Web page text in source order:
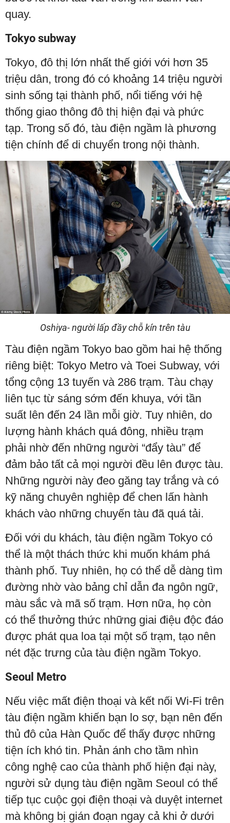
quay.
Tokyo subway
Tokyo, đô thị lớn nhất thế giới với hơn 35
triệu dân, trong đó có khoảng 14 triệu người
sinh sống tại thành phố, nổi tiếng với hệ
thống giao thông đô thị hiện đại và phức
tạp. Trong số đó, tàu điện ngầm là phương
tiện chính để di chuyển trong nội thành.
Oshiya- người lấp đầy chỗ kín trên tàu
Tàu điện ngầm Tokyo bao gồm hai hệ thống
riêng biệt: Tokyo Metro và Toei Subway, với
tổng cộng 13 tuyến và 286 trạm. Tàu chạy
liên tục từ sáng sớm đến khuya, với tần
suất lên đến 24 lần mỗi giờ. Tuy nhiên, do
lượng hành khách quá đông, nhiều trạm
phải nhờ đến những người “đẩy tàu” để
đảm bảo tất cả mọi người đều lên được tàu.
Những người này đeo găng tay trắng và có
kỹ năng chuyên nghiệp để chen lấn hành
khách vào những chuyến tàu đã quá tải.
Đối với du khách, tàu điện ngầm Tokyo có
thể là một thách thức khi muốn khám phá
thành phố. Tuy nhiên, họ có thể dễ dàng tìm
đường nhờ vào bảng chỉ dẫn đa ngôn ngữ,
màu sắc và mã số trạm. Hơn nữa, họ còn
có thể thưởng thức những giai điệu độc đáo
được phát qua loa tại một số trạm, tạo nên
nét đặc trưng của tàu điện ngầm Tokyo.
Seoul Metro
Nếu việc mất điện thoại và kết nối Wi-Fi trên
tàu điện ngầm khiến bạn lo sợ, bạn nên đến
thủ đô của Hàn Quốc để thấy được những
tiện ích khó tin. Phản ánh cho tầm nhìn
công nghệ cao của thành phố hiện đại này,
người sử dụng tàu điện ngầm Seoul có thể
tiếp tục cuộc gọi điện thoại và duyệt internet
mà không bị gián đoạn ngay cả khi ở dưới